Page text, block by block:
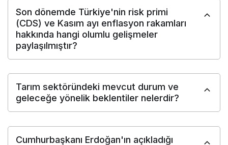
Son dönemde Türkiye'nin risk primi
(CDS) ve Kasım ayı enflasyon rakamları
hakkında hangi olumlu gelişmeler
paylaşılmıştır?
Tarım sektöründeki mevcut durum ve
geleceğe yönelik beklentiler nelerdir?
Cumhurbaşkanı Erdoğan'ın açıkladığı